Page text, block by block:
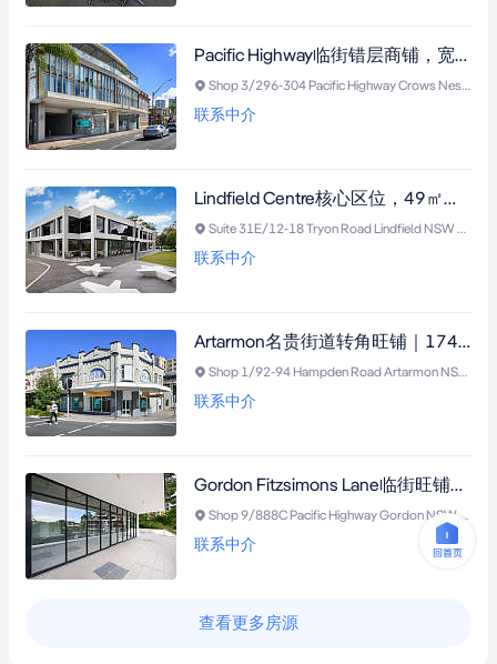
Pacific Highway临街错层商铺，宽大玻璃面，现有餐厅装修，多用途需市政厅批准。
Shop 3/296-304 Pacific Highway Crows Nest NSW 2065
联系中介
Lindfield Centre核心区位，49㎡精装商业套房，毗邻火车站与购物中心，分区布局内置厨房，需市政厅批准。
Suite 31E/12-18 Tryon Road Lindfield NSW 2070
联系中介
Artarmon名贵街道转角旺铺｜174平米黄金展面，火车站无缝衔接
Shop 1/92-94 Hampden Road Artarmon NSW 2064
联系中介
Gordon Fitzsimons Lane临街旺铺，119㎡开放式空间，临街展示面宽阔，近购物中心与公交枢纽，适合咖啡厅/医疗/零售等多业态（需市政厅批准）。
Shop 9/888C Pacific Highway Gordon NSW 2072
联系中介
查看更多房源